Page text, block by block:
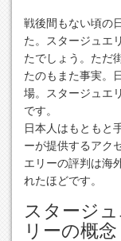
戦後間もない頃の
た。スタージュエ
たでしょう。ただ
たのもまた事実。
場。スタージュエ
です。
日本人はもともと
ーが提供するアク
エリーの評判は海
れたほどです。
スタージ
リーの概念